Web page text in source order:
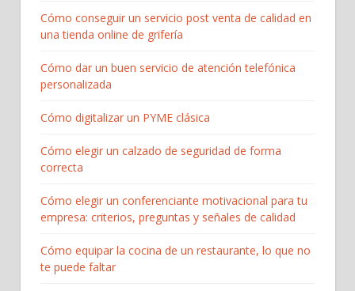
Cómo conseguir un servicio post venta de calidad en
una tienda online de grifería
Cómo dar un buen servicio de atención telefónica
personalizada
Cómo digitalizar un PYME clásica
Cómo elegir un calzado de seguridad de forma
correcta
Cómo elegir un conferenciante motivacional para tu
empresa: criterios, preguntas y señales de calidad
Cómo equipar la cocina de un restaurante, lo que no
te puede faltar